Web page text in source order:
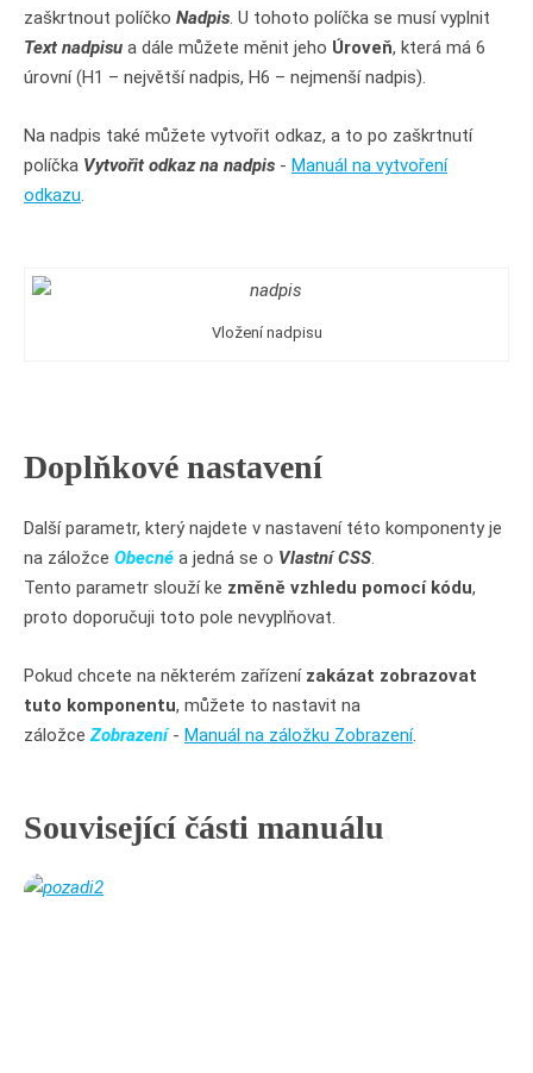
zaškrtnout políčko Nadpis. U tohoto políčka se musí vyplnit
Text nadpisu a dále můžete měnit jeho Úroveň, která má 6
úrovní (H1 – největší nadpis, H6 – nejmenší nadpis).
Na nadpis také můžete vytvořit odkaz, a to po zaškrtnutí
políčka Vytvořit odkaz na nadpis - Manuál na vytvoření
odkazu.
Vložení nadpisu
Doplňkové nastavení
Další parametr, který najdete v nastavení této komponenty je
na záložce Obecné a jedná se o Vlastní CSS
Tento parametr slouží ke změně vzhledu pomocí kódu,
proto doporučuji toto pole nevyplňovat.
Pokud chcete na některém zařízení zakázat zobrazovat
tuto komponentu, můžete to nastavit na
záložce Zobrazení- Manuál na záložku Zobrazení.
Související části manuálu